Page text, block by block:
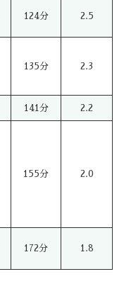
124分 2.5
135分 2.3
141分 2.2
155分 2.0
172分 1.8